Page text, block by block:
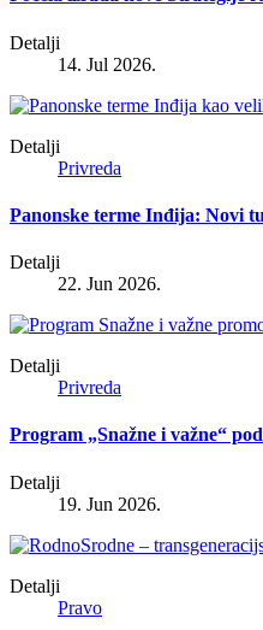
Detalji
14. Jul 2026.
Detalji
Privreda
Panonske terme Inđija: Novi
Detalji
22. Jun 2026.
Detalji
Privreda
Program „Snažne i važne“
Detalji
19. Jun 2026.
Detalji
Pravo